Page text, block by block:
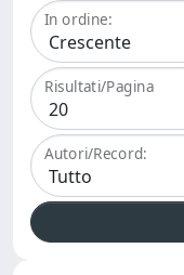
In ordine:
Risultati/Pagina
Autori/Record: